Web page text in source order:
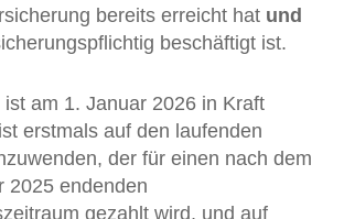
bereits erreicht hat und
beschäftigt ist.
am 1. Januar 2026 in Kraft
erstmals auf den laufenden
der für einen nach dem
2025 endenden
gezahlt wird, und auf